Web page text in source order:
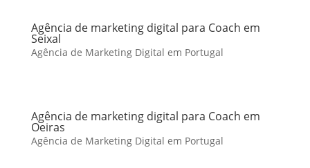
Agência de marketing digital para Coach em
Seixal
Agência de Marketing Digital em Portugal
Agência de marketing digital para Coach em
Oeiras
Agência de Marketing Digital em Portugal